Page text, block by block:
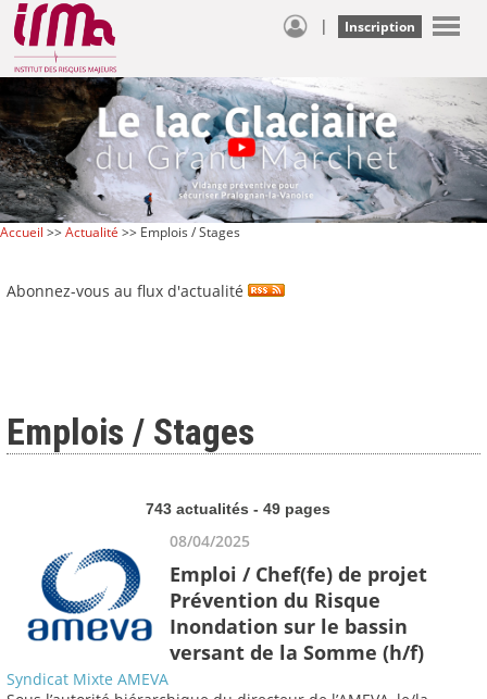
| Inscription
Accueil >>Actualité >> Emplois / Stages
Abonnez-vous au flux d'actualité
Emplois / Stages
743 actualités - 49 pages
08/04/2025
Emploi / Chef(fe) de projet
Prévention du Risque
Inondation sur le bassin
versant de la Somme (h/f)
Syndicat Mixte AMEVA